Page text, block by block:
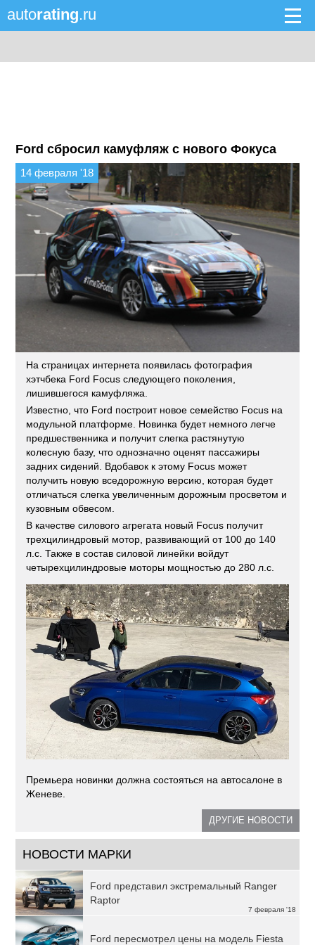
autorating.ru
Ford сбросил камуфляж с нового Фокуса
14 февраля '18
На страницах интернета появилась фотография
хэтчбека Ford Focus следующего поколения,
лишившегося камуфляжа.
Известно, что Ford построит новое семейство Focus на
модульной платформе. Новинка будет немного легче
предшественника и получит слегка растянутую
колесную базу, что однозначно оценят пассажиры
задних сидений. Вдобавок к этому Focus может
получить новую вседорожную версию, которая будет
отличаться слегка увеличенным дорожным просветом и
кузовным обвесом.
В качестве силового агрегата новый Focus получит
трехцилиндровый мотор, развивающий от 100 до 140
л.с. Также в состав силовой линейки войдут
четырехцилиндровые моторы мощностью до 280 л.с.
Премьера новинки должна состояться на автосалоне в
Женеве.
ДРУГИЕ НОВОСТИ
НОВОСТИ МАРКИ
7 февраля '18
Ford представил экстремальный Ranger
Raptor
Ford пересмотрел цены на модель Fiesta